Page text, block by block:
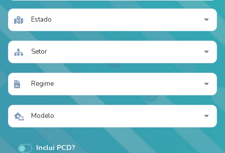
Estado
Setor
Regime
Modelo
Inclui PCD?